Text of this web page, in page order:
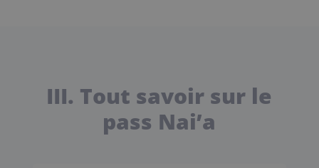
III. Tout savoir sur le
pass Nai’a